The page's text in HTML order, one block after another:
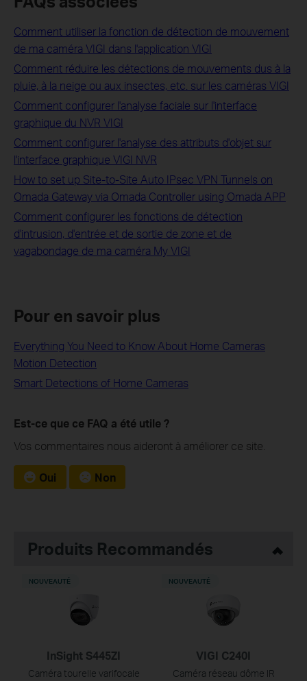
Comment utiliser la fonction de détection de mouvement
de ma caméra VIGI dans l'application VIGI
Comment réduire les détections de mouvements dus à la
pluie, à la neige ou aux insectes, etc. sur les caméras VIGI
Comment configurer l'analyse faciale sur l'interface
graphique du NVR VIGI
Comment configurer l'analyse des attributs d'objet sur
l'interface graphique VIGI NVR
How to set up Site-to-Site Auto IPsec VPN Tunnels on
Omada Gateway via Omada Controller using Omada APP
Comment configurer les fonctions de détection
d'intrusion, d'entrée et de sortie de zone et de
vagabondage de ma caméra My VIGI
Pour en savoir plus
Everything You Need to Know About Home Cameras
Motion Detection
Smart Detections of Home Cameras
Est-ce que ce FAQ a été utile ?
Vos commentaires nous aideront à améliorer ce site.
Oui Non
Produits Recommandés
InSight S445ZI
Caméra tourelle varifocale
NOUVEAUTÉ
VIGI C240I
Caméra réseau dôme IR
NOUVEAUTÉ